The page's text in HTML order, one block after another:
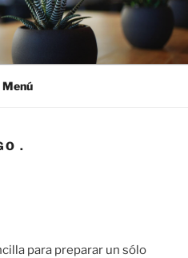
Menú
.
para preparar un sólo